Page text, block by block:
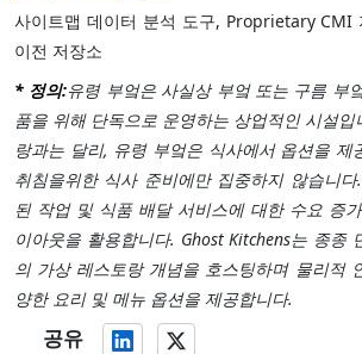
사이트맵 데이터 분석 도구, Proprietary CMI
이전 저장소
* 정의:유령 부엌은 사실상 부엌 또는 구름 부
품을 위해 단독으로 운영하는 상업적인 시설
랑과는 달리, 유령 부엌은 식사에서 옵션을 제
취침을위한 식사 준비에만 집중하지 않습니
된 작업 및 식품 배달 서비스에 대한 수요 증
이아웃을 활용합니다. Ghost Kitchens는 종종
의 가상 레스토랑 개념을 호스팅하며 물리적
양한 요리 및 메뉴 옵션을 제공합니다.
공유